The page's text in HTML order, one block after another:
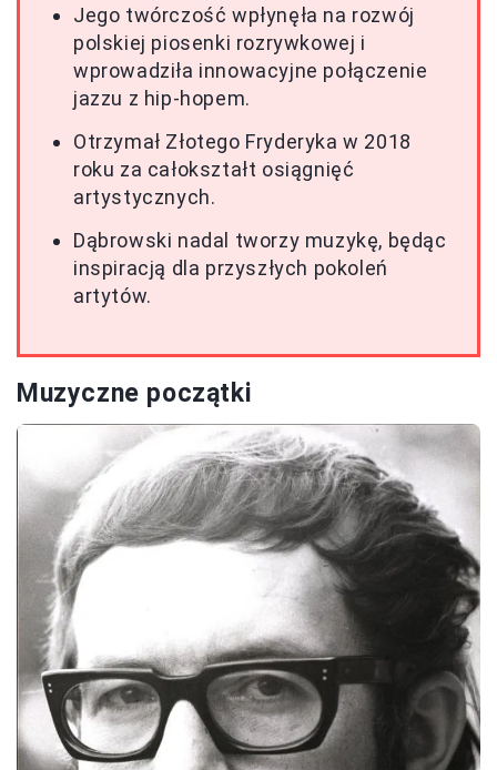
Jego twórczość wpłynęła na rozwój
polskiej piosenki rozrywkowej i
wprowadziła innowacyjne połączenie
jazzu z hip-hopem.
Otrzymał Złotego Fryderyka w 2018
roku za całokształt osiągnięć
artystycznych.
Dąbrowski nadal tworzy muzykę, będąc
inspiracją dla przyszłych pokoleń
artytów.
Muzyczne początki